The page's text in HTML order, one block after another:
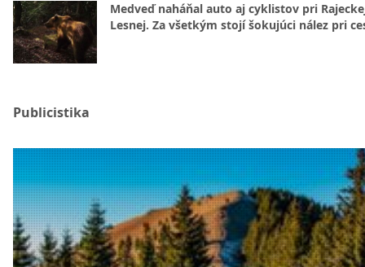
Medveď naháňal auto aj cyklistov pri
Lesnej. Za všetkým stojí šokujúci nález pri
Publicistika